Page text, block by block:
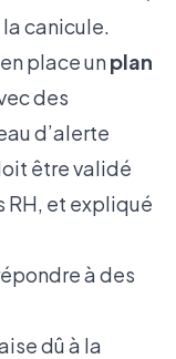
canicule.
place unplan
des
d’alerte
être validé
RH, et expliqué
à des
dû à la